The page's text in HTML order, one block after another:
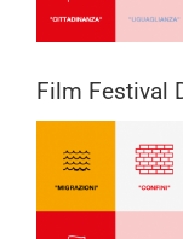
Film Festival